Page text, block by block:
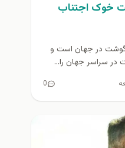
خوک اجتناب
در جهان است و
0